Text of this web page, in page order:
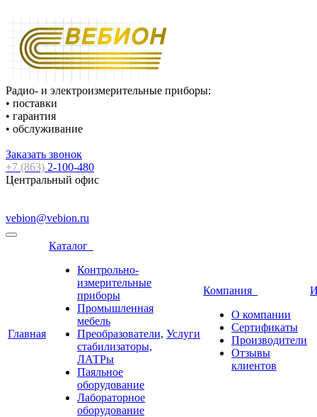
Радио- и электроизмерительные приборы:
• поставки
• гарантия
• обслуживание
Заказать звонок
+7 (863) 2-100-480
Центральный офис
vebion@vebion.ru
Главная
Каталог
Контрольно-
измерительные
приборы
Промышленная
мебель
Преобразователи,
стабилизаторы,
ЛАТРы
Паяльное
оборудование
Лабораторное
оборудование
Услуги
Компания
О компании
Сертификаты
Производители
Отзывы
клиентов